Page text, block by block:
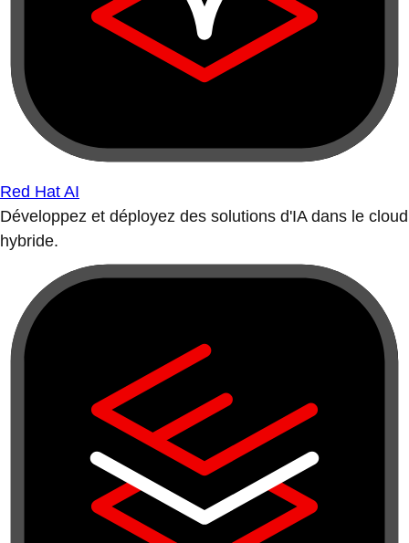
Red Hat AI
Développez et déployez des solutions d'IA dans le cloud
hybride.